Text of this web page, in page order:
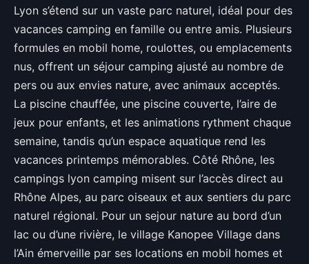
Lyon s’étend sur un vaste parc naturel, idéal pour des
vacances camping en famille ou entre amis. Plusieurs
formules en mobil home, roulottes, ou emplacements
nus, offrent un séjour camping ajusté au nombre de
pers ou aux envies nature, avec animaux acceptés.
La piscine chauffée, une piscine couverte, l’aire de
jeux pour enfants, et les animations rythment chaque
semaine, tandis qu’un espace aquatique rend les
vacances printemps mémorables. Côté Rhône, les
campings lyon camping misent sur l’accès direct au
Rhône Alpes, au parc oiseaux et aux sentiers du parc
naturel régional. Pour un sejour nature au bord d’un
lac ou d’une rivière, le village Kanopee Village dans
l’Ain émerveille par ses locations en mobil homes et